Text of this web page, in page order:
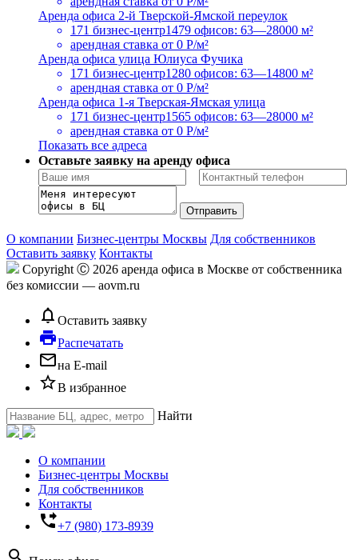
Аренда офиса 2-й Тверской-Ямской переулок
171 бизнес-центр1479 офисов: 63—28000 м²
арендная ставка от 0 Р/м²
Аренда офиса улица Юлиуса Фучика
171 бизнес-центр1280 офисов: 63—14800 м²
арендная ставка от 0 Р/м²
Аренда офиса 1-я Тверская-Ямская улица
171 бизнес-центр1565 офисов: 63—28000 м²
арендная ставка от 0 Р/м²
Показать все адреса
Оставьте заявку на аренду офиса
О компании Бизнес-центры Москвы Для собственников
Оставить заявку Контакты
Copyright Ⓒ 2026 аренда офиса в Москве от собственника
без комиссии — aovm.ru
notifications_none Оставить заявку
local_printshopРаспечатать
mail_outlineна E-mail
star_borderВ избранное
Найти
О компании
Бизнес-центры Москвы
Для собственников
Контакты
phone_forwarded+7 (980) 173-8939
search